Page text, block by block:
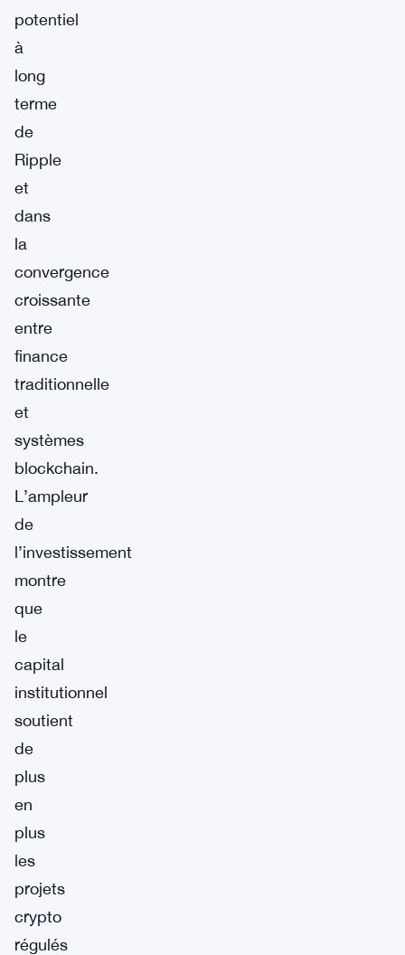
potentiel
à
long
terme
de
Ripple
et
dans
la
convergence
croissante
entre
finance
traditionnelle
et
systèmes
blockchain.
L’ampleur
de
l’investissement
montre
que
le
capital
institutionnel
soutient
de
plus
en
plus
les
projets
crypto
régulés